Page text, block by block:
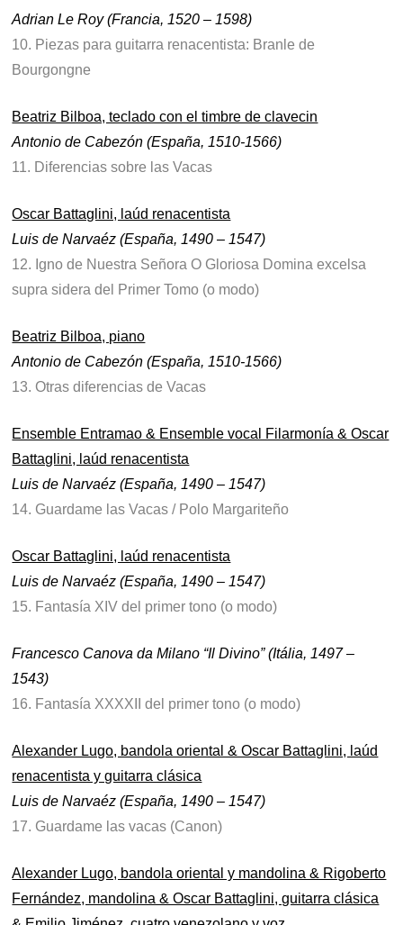
Adrian Le Roy (Francia, 1520 – 1598)
10. Piezas para guitarra renacentista: Branle de
Bourgongne
Beatriz Bilboa, teclado con el timbre de clavecin
Antonio de Cabezón (España, 1510-1566)
11. Diferencias sobre las Vacas
Oscar Battaglini, laúd renacentista
Luis de Narvaéz (España, 1490 – 1547)
12. Igno de Nuestra Señora O Gloriosa Domina excelsa
supra sidera del Primer Tomo (o modo)
Beatriz Bilboa, piano
Antonio de Cabezón (España, 1510-1566)
13. Otras diferencias de Vacas
Ensemble Entramao & Ensemble vocal Filarmonía & Oscar
Battaglini, laúd renacentista
Luis de Narvaéz (España, 1490 – 1547)
14. Guardame las Vacas / Polo Margariteño
Oscar Battaglini, laúd renacentista
Luis de Narvaéz (España, 1490 – 1547)
15. Fantasía XIV del primer tono (o modo)
Francesco Canova da Milano “Il Divino” (Itália, 1497 –
1543)
16. Fantasía XXXXII del primer tono (o modo)
Alexander Lugo, bandola oriental & Oscar Battaglini, laúd
renacentista y guitarra clásica
Luis de Narvaéz (España, 1490 – 1547)
17. Guardame las vacas (Canon)
Alexander Lugo, bandola oriental y mandolina & Rigoberto
Fernández, mandolina & Oscar Battaglini, guitarra clásica